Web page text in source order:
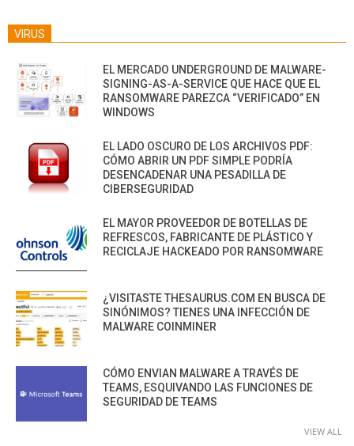
VIRUS
EL MERCADO UNDERGROUND DE MALWARE-
SIGNING-AS-A-SERVICE QUE HACE QUE EL
RANSOMWARE PAREZCA “VERIFICADO” EN
WINDOWS
EL LADO OSCURO DE LOS ARCHIVOS PDF:
CÓMO ABRIR UN PDF SIMPLE PODRÍA
DESENCADENAR UNA PESADILLA DE
CIBERSEGURIDAD
EL MAYOR PROVEEDOR DE BOTELLAS DE
REFRESCOS, FABRICANTE DE PLÁSTICO Y
RECICLAJE HACKEADO POR RANSOMWARE
¿VISITASTE THESAURUS.COM EN BUSCA DE
SINÓNIMOS? TIENES UNA INFECCIÓN DE
MALWARE COINMINER
CÓMO ENVIAN MALWARE A TRAVÉS DE
TEAMS, ESQUIVANDO LAS FUNCIONES DE
SEGURIDAD DE TEAMS
VIEW ALL